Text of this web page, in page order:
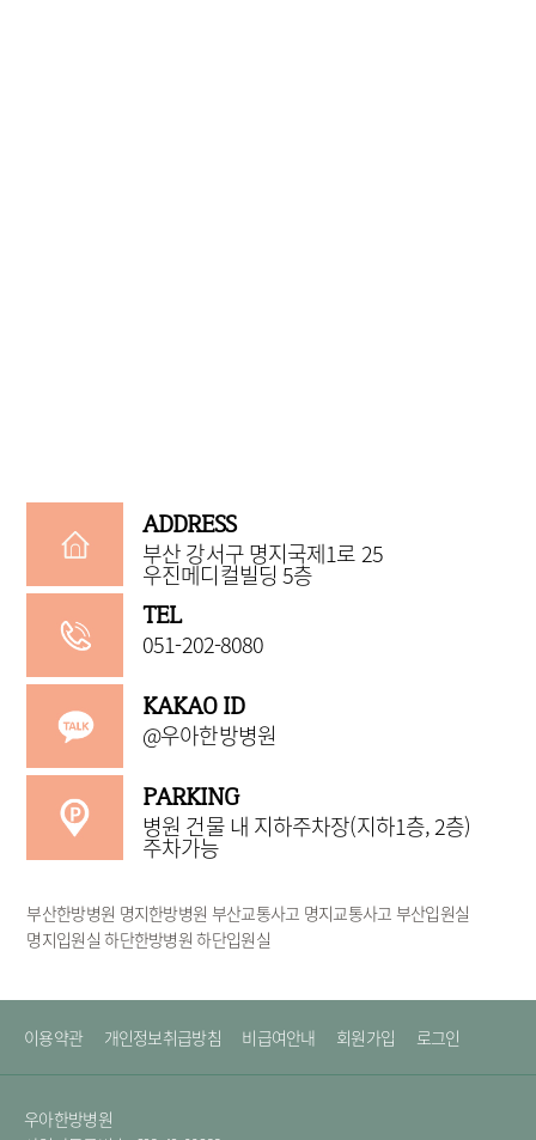
ADDRESS
부산 강서구 명지국제1로 25
우진메디컬빌딩 5층
TEL
051-202-8080
KAKAO ID
@우아한방병원
PARKING
병원 건물 내 지하주차장(지하1층, 2층)
주차가능
부산한방병원 명지한방병원 부산교통사고 명지교통사고 부산입원실
명지입원실 하단한방병원 하단입원실
이용약관 개인정보취급방침 비급여안내 회원가입 로그인
우아한방병원